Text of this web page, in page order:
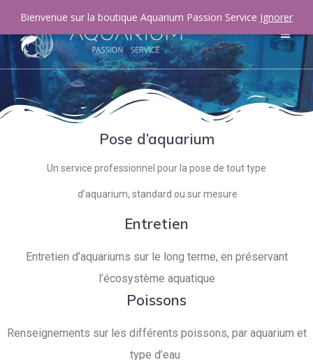
Pose d’aquarium
Un service professionnel pour la pose de tout type
d’aquarium, standard ou sur mesure
Entretien
Entretien d’aquariums sur le long terme, en préservant
l’écosystème aquatique
Poissons
Renseignements sur les différents poissons, par aquarium et
type d’eau
Bienvenue sur la boutique Aquarium Passion Service Ignorer